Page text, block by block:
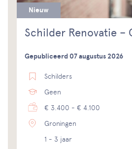
Nieuw
Schilder Renovatie –
Gepubliceerd 07 augustus 2026
Schilders
Geen
€ 3.400 - € 4.100
Groningen
1 - 3 jaar